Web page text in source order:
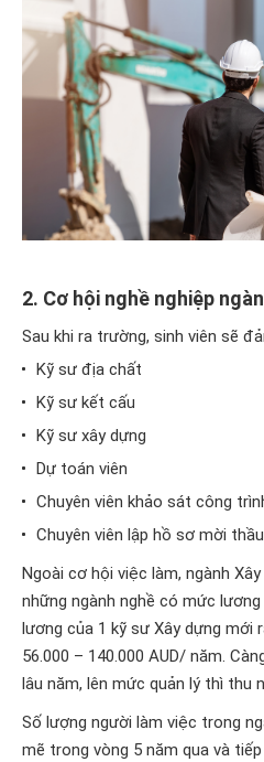
2. Cơ hội nghề nghiệp
Sau khi ra trường, sinh viên sẽ
Kỹ sư địa chất
Kỹ sư kết cấu
Kỹ sư xây dựng
Dự toán viên
Chuyên viên khảo sát công
Chuyên viên lập hồ sơ mời thầu
Ngoài cơ hội việc làm, ngành
những ngành nghề có mức
lương của 1 kỹ sư Xây dựng
56.000 – 140.000 AUD/ năm.
lâu năm, lên mức quản lý thì thu
Số lượng người làm việc trong
mẽ trong vòng 5 năm qua và